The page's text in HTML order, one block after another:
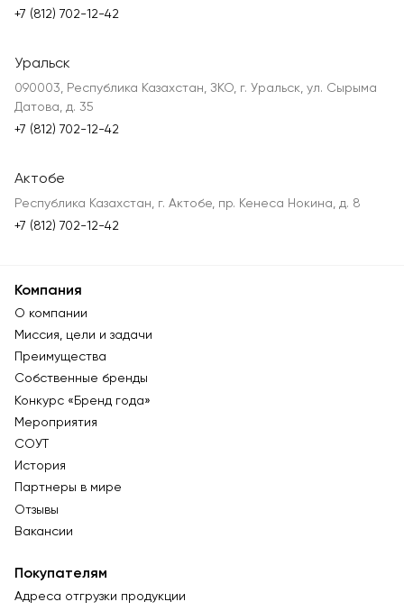
+7 (812) 702-12-42
Уральск
090003, Республика Казахстан, ЗКО, г. Уральск, ул. Сырыма
Датова, д. 35
+7 (812) 702-12-42
Актобе
Республика Казахстан, г. Актобе, пр. Кенеса Нокина, д. 8
+7 (812) 702-12-42
Компания
О компании
Миссия, цели и задачи
Преимущества
Собственные бренды
Конкурс «Бренд года»
Мероприятия
СОУТ
История
Партнеры в мире
Отзывы
Вакансии
Покупателям
Адреса отгрузки продукции